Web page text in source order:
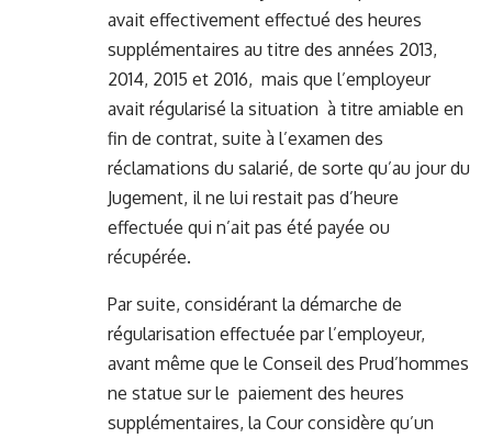
avait effectivement effectué des heures
supplémentaires au titre des années 2013,
2014, 2015 et 2016, mais que l’employeur
avait régularisé la situation à titre amiable en
fin de contrat, suite à l’examen des
réclamations du salarié, de sorte qu’au jour du
Jugement, il ne lui restait pas d’heure
effectuée qui n’ait pas été payée ou
récupérée.
Par suite, considérant la démarche de
régularisation effectuée par l’employeur,
avant même que le Conseil des Prud’hommes
ne statue sur le paiement des heures
supplémentaires, la Cour considère qu’un